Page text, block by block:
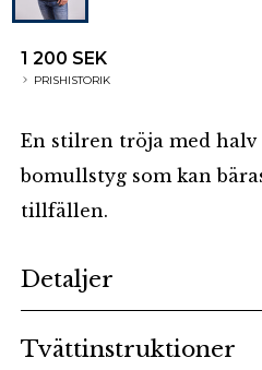
1 200 SEK
PRISHISTORIK
En stilren tröja med
bomullstyg som kan
tillfällen.
Detaljer
Tvättinstruktioner